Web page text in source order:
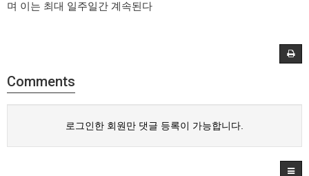
며 이는 최대 일주일간 계속된다
Comments
로그인한 회원만 댓글 등록이 가능합니다.